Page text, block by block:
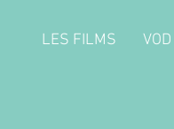
LES FILMS VOD